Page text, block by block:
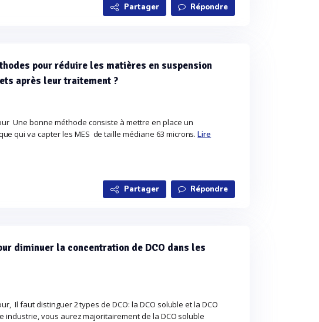
Partager Répondre
pour réduire les matières en suspension
après leur traitement ?
Une bonne méthode consiste à mettre en place un
qui va capter les MES de taille médiane 63 microns.Lire
Partager Répondre
diminuer la concentration de DCO dans les
Il faut distinguer 2 types de DCO: la DCO soluble et la DCO
industrie, vous aurez majoritairement de la DCO soluble